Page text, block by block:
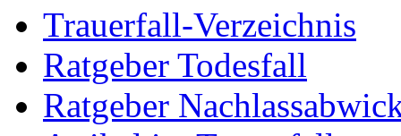
Trauerfall-Verzeichnis
Ratgeber Todesfall
Ratgeber